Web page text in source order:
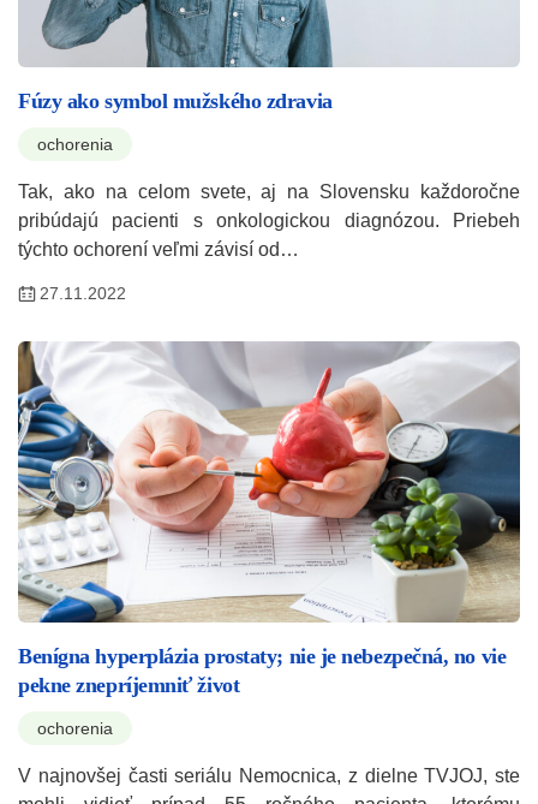
Fúzy ako symbol mužského zdravia
ochorenia
Tak, ako na celom svete, aj na Slovensku každoročne
pribúdajú pacienti s onkologickou diagnózou. Priebeh
týchto ochorení veľmi závisí od…
27.11.2022
Benígna hyperplázia prostaty; nie je nebezpečná, no vie
pekne znepríjemniť život
ochorenia
V najnovšej časti seriálu Nemocnica, z dielne TVJOJ, ste